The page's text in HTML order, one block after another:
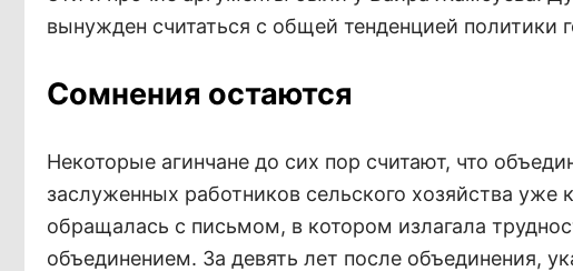
вынужден считаться с общей тенденцией политики
Сомнения остаются
Некоторые агинчане до сих пор считают, что
заслуженных работников сельского хозяйства
обращалась с письмом, в котором излагала
объединением. За девять лет после объединения,